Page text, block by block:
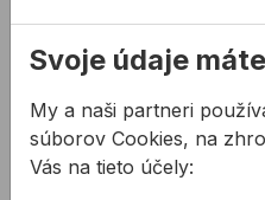
lepenie a tmelenie v
klimatizácia,
stavba lodí, kontajnerov
Farba:
šedá, biela, čierna
Svoje údaje
My a naši partneri
súborov Cookies, na
Vás na tieto účely: